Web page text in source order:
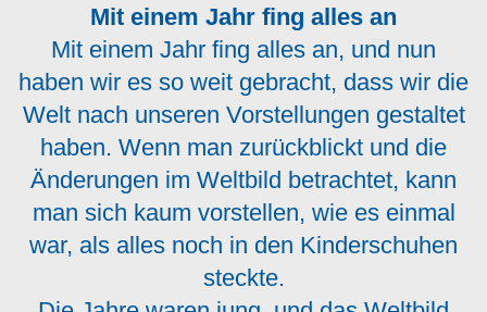
Mit einem Jahr fing alles an
Mit einem Jahr fing alles an, und nun
haben wir es so weit gebracht, dass wir die
Welt nach unseren Vorstellungen gestaltet
haben. Wenn man zurückblickt und die
Änderungen im Weltbild betrachtet, kann
man sich kaum vorstellen, wie es einmal
war, als alles noch in den Kinderschuhen
steckte.